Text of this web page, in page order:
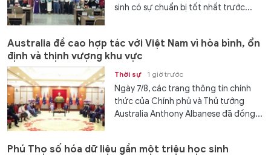
sinh có sự chuẩn bị tốt nhất trước...
Australia đề cao hợp tác với Việt Nam vì hòa bình, ổn
định và thịnh vượng khu vực
Thời sự 1 giờ trước
Ngày 7/8, các trang thông tin chính
thức của Chính phủ và Thủ tướng
Australia Anthony Albanese đã đồng...
Phú Thọ số hóa dữ liệu gần một triệu học sinh